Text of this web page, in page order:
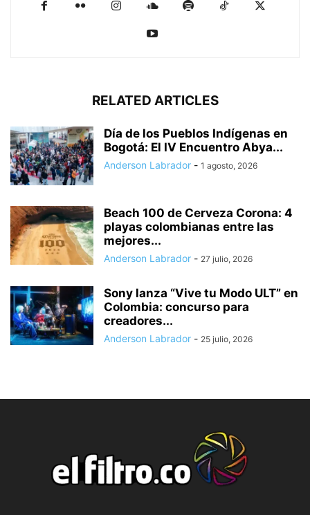
RELATED ARTICLES
Día de los Pueblos Indígenas en
Bogotá: El IV Encuentro Abya...
Anderson Labrador - 1 agosto, 2026
Beach 100 de Cerveza Corona: 4
playas colombianas entre las
mejores...
Anderson Labrador - 27 julio, 2026
Sony lanza “Vive tu Modo ULT” en
Colombia: concurso para
creadores...
Anderson Labrador - 25 julio, 2026